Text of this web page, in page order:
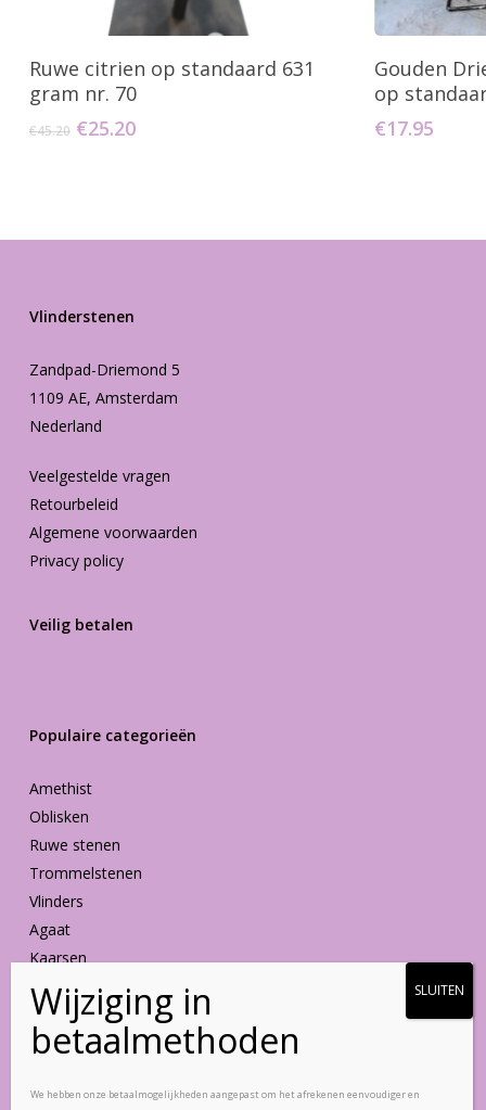
Toevoegen Aan Winkelwagen
Ruwe citrien op standaard 631
gram nr. 70
€45.20 Oorspronkelijke
€25.20Huidige
Gouden
op
€17.95
Vlinderstenen
Zandpad-Driemond 5
1109 AE, Amsterdam
Nederland
Veelgestelde vragen
Retourbeleid
Algemene voorwaarden
Privacy policy
Veilig betalen
Populaire categorieën
Amethist
Oblisken
Ruwe stenen
Trommelstenen
Vlinders
Agaat
Kaarsen
Vormen
Blijf op de hoogte
We hebben onze betaalmogelijkheden aangepast om het afrekenen eenvoudiger en